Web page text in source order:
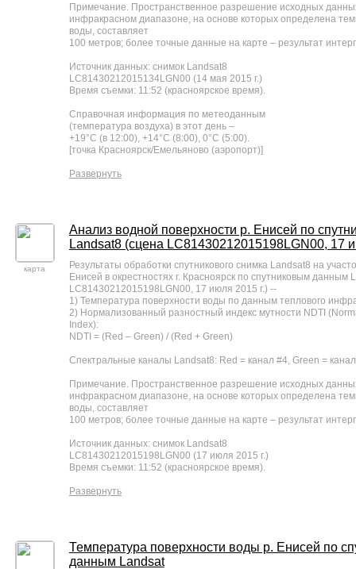
Примечание. Пространственное разрешение исходных
инфракрасном диапазоне, на основе которых определена
воды, составляет
100 метров; более точные данные на карте – результат
Источник данных: снимок Landsat8
LC81430212015134LGN00 (14 мая 2015 г.)
Время съемки: 11:52 (красноярское время).
Справочная информация по метеоданным
(температура воздуха) в этот день –
+19°С (в 12:00), +14°С (8:00), 0°С (5:00).
[точка Красноярск/Емельяново (аэропорт)]
Развернуть
карта
Анализ водной поверхности р. Енисей по
Landsat8 (сцена LC81430212015198LGN00, 17
Результаты обработки спутникового снимка Landsat8 на
Енисей в окрестностях г. Красноярск по спутниковым данным
LC81430212015198LGN00, 17 июля 2015 г.) --
1) Температура поверхности воды по данным теплового
2) Нормализованный разностный индекс мутности NDTI
Index):
NDTI = (Red – Green) / (Red + Green)
Спектральные каналы Landsat8: Red = канал #4, Green =
Примечание. Пространственное разрешение исходных
инфракрасном диапазоне, на основе которых определена
воды, составляет
100 метров; более точные данные на карте – результат
Источник данных: снимок Landsat8
LC81430212015198LGN00 (17 июля 2015 г.)
Время съемки: 11:52 (красноярское время).
Развернуть
Температура поверхности воды р. Енисей по
данным Landsat